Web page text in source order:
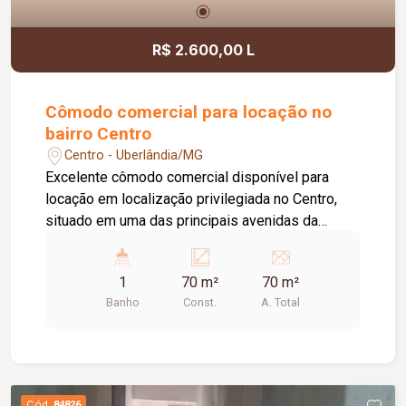
R$ 2.600,00 L
Cômodo comercial para locação no
bairro Centro
Centro - Uberlândia/MG
Excelente cômodo comercial disponível para
locação em localização privilegiada no Centro,
situado em uma das principais avenidas da
grande visibilidade e fácil acesso. O imóvel
possui aproximadamente 70 m² de área,
dispondo de 01 banheiro, 01 depósito, 02 portas
1
Banho
70 m²
Const.
70 m²
A. Total